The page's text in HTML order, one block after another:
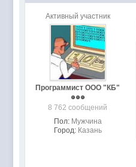
Активный участник
Программист ООО "КБ"
8 762 сообщений
Пол: Мужчина
Город: Казань